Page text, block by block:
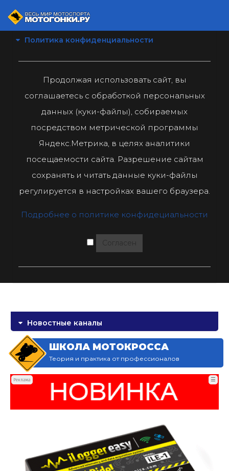
Политика конфиденциальности
Продолжая использовать сайт, вы
соглашаетесь с обработкой персональных
данных (куки-файлы), собираемых
посредством метрической программы
Яндекс.Метрика, в целях аналитики
посещаемости сайта. Разрешение сайтам
сохранять и читать данные куки-файлы
регулируется в настройках вашего браузера.
Подробнее о политике конфидециальности
Согласен
Новостные каналы
ШКОЛА МОТОКРОССА
Теория и практика от профессионалов
Реклама ☰